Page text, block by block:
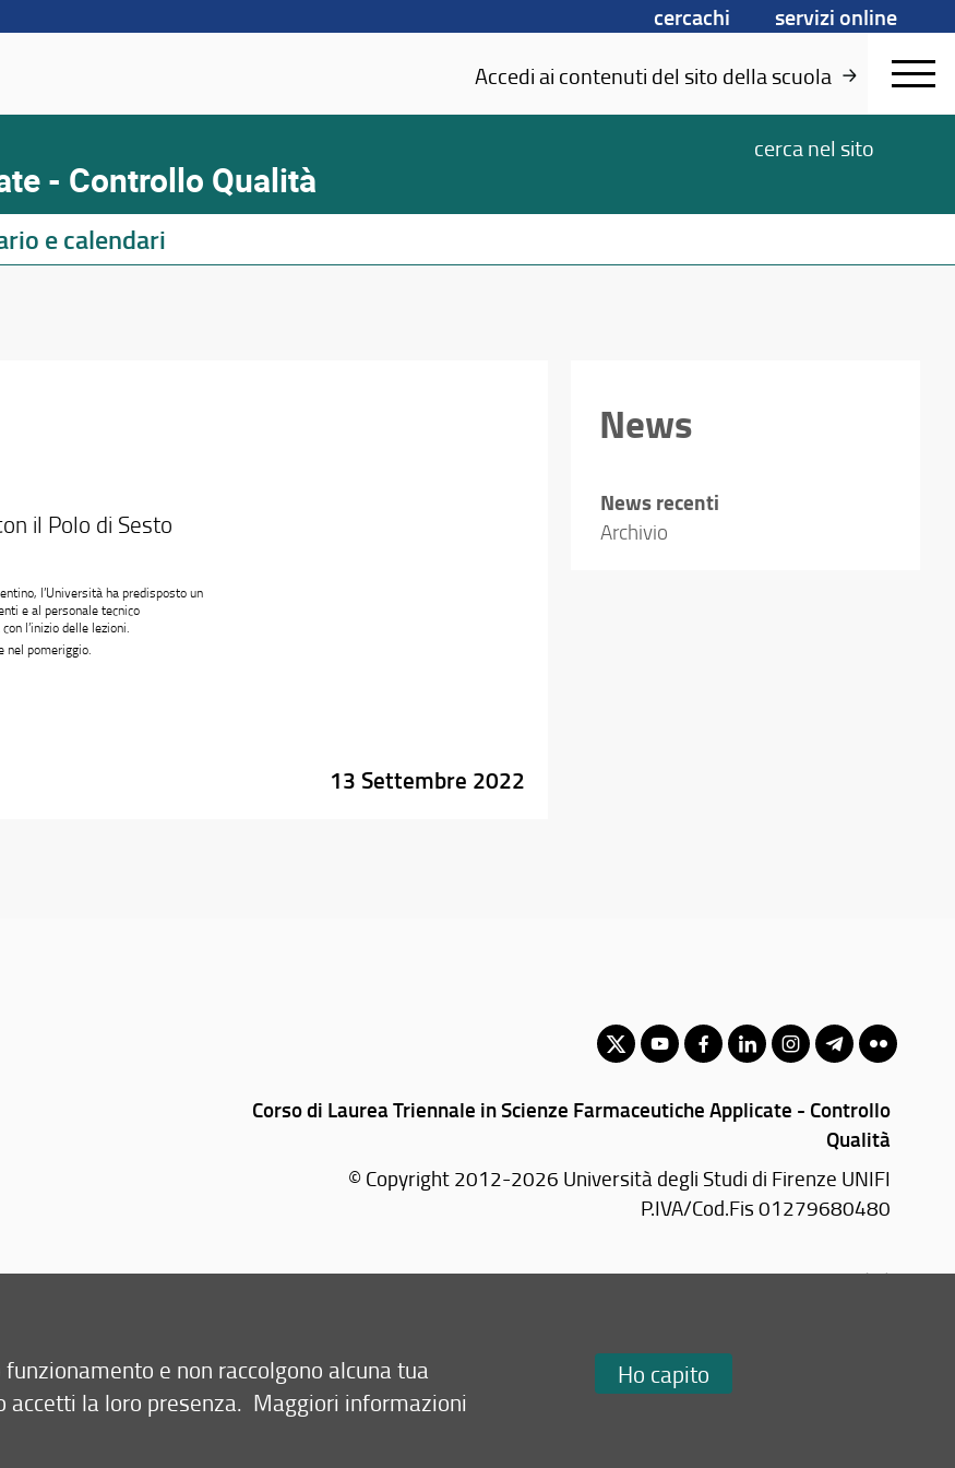
cercachi
servizi online
Accedi ai contenuti del sito della scuola
- Controllo Qualità
cerca nel sito
e calendari
il Polo di Sesto
l’Università ha predisposto un
e al personale tecnico
l’inizio delle lezioni.
nel pomeriggio.
13 Settembre 2022
News
News recenti
Archivio
Corso di Laurea Triennale in Scienze Farmaceutiche Applicate - Controllo
Qualità
© Copyright 2012-2026 Università degli Studi di Firenze UNIFI
P.IVA/Cod.Fis 01279680480
Largo Brambilla, 3 - 50134 Firenze (FI)
e non raccolgono alcuna tua
accetti la loro presenza. Maggiori informazioni
Ho capito